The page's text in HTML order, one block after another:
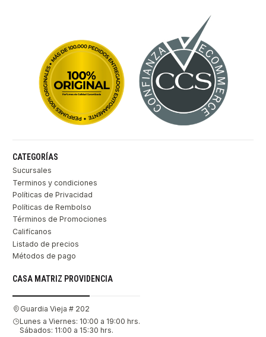
CATEGORÍAS
Sucursales
Terminos y condiciones
Políticas de Privacidad
Políticas de Rembolso
Términos de Promociones
Califícanos
Listado de precios
Métodos de pago
CASA MATRIZ PROVIDENCIA
Guardia Vieja # 202
Lunes a Viernes: 10:00 a 19:00 hrs.
Sábados: 11:00 a 15:30 hrs.